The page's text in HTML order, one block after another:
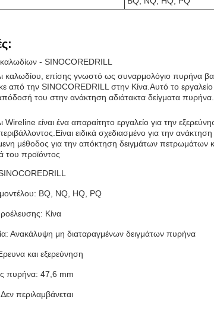
καλωδίων - SINOCOREDRILL
καλωδίου, επίσης γνωστό ως συναρμολόγιο πυρήνα
από την SINOCOREDRILL στην Κίνα.Αυτό το
του στην ανάκτηση αδιάτακτα δείγματα πυρήνα.
Wireline είναι ένα απαραίτητο εργαλείο για την
ειδικά σχεδιασμένο για την
μέθοδος για την απόκτηση δειγμάτων πετρωμάτων
του προϊόντος
BQ, NQ, HQ, PQ
Κίνα
Ανακάλυψη μη διαταραγμένων δειγμάτων πυρήνα
και εξερεύνηση
πυρήνα: 47,6 mm
περιλαμβάνεται